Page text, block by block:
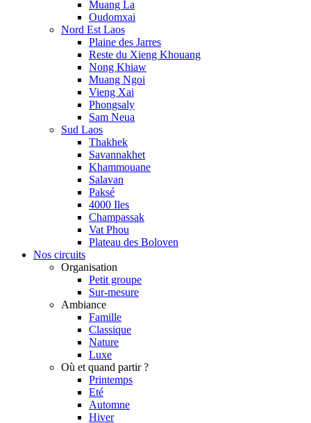
Muang La
Oudomxai
Nord Est Laos
Plaine des Jarres
Reste du Xieng Khouang
Nong Khiaw
Muang Ngoi
Vieng Xai
Phongsaly
Sam Neua
Sud Laos
Thakhek
Savannakhet
Khammouane
Salavan
Paksé
4000 Iles
Champassak
Vat Phou
Plateau des Boloven
Nos circuits
Organisation
Petit groupe
Sur-mesure
Ambiance
Famille
Classique
Nature
Luxe
Où et quand partir ?
Printemps
Eté
Automne
Hiver